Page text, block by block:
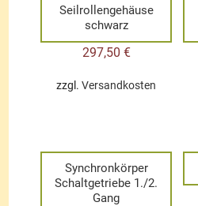
Seilrollengehäuse
schwarz
297,50 €
zzgl.Versandkosten
Synchronkörper
Schaltgetriebe 1./2.
Gang